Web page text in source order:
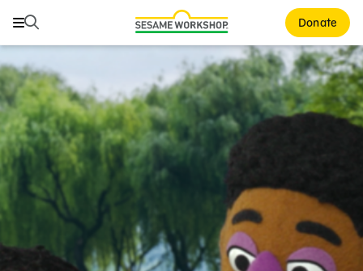
Buscar Donate
Buscar
ABCs and 123s
Healthy Minds and Bodies
Tough Topics
Courses and Webinars
Games and Storybooks